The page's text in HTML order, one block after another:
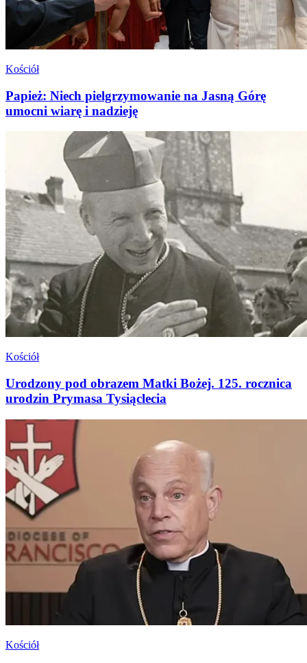
Kościół
Papież: Niech pielgrzymowanie na Jasną Górę
umocni wiarę i nadzieję
Kościół
Urodzony pod obrazem Matki Bożej. 125. rocznica
urodzin Prymasa Tysiąclecia
Kościół